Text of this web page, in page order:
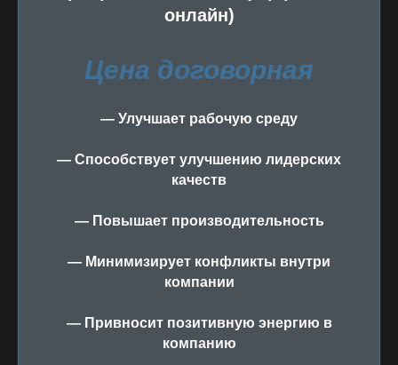
онлайн)
Цена договорная
— Улучшает рабочую среду
— Способствует улучшению лидерских
качеств
— Повышает производительность
— Минимизирует конфликты внутри
компании
— Привносит позитивную энергию в
компанию